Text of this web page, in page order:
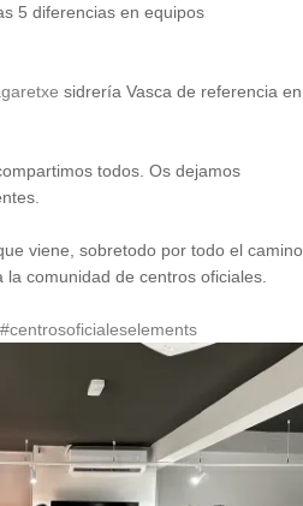
5 diferencias en equipos
sidrería Vasca de referencia en
todos. Os dejamos
viene, sobretodo por todo el camino
comunidad de centros oficiales.
#centrosoficialeselements